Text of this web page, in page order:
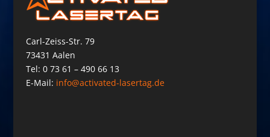
Carl-Zeiss-Str. 79
73431 Aalen
Tel: 0 73 61 – 490 66 13
E-Mail: info@activated-lasertag.de